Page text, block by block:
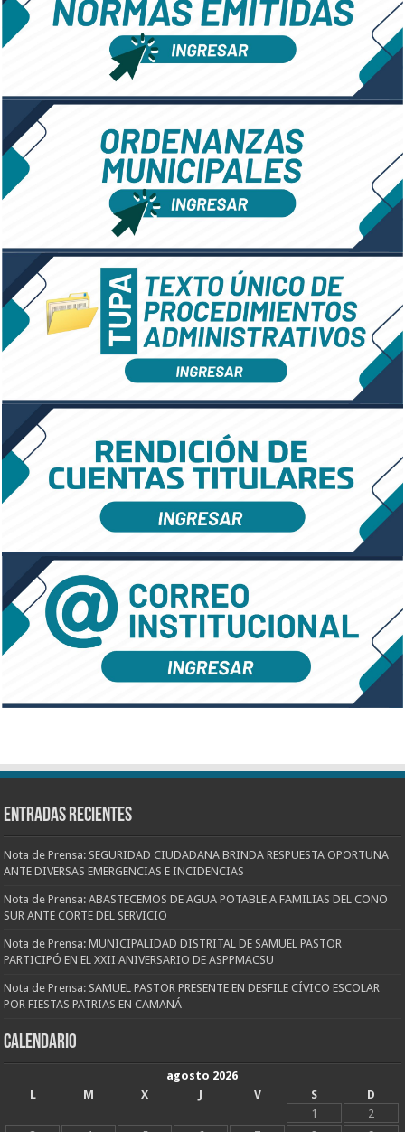
Entradas recientes
Nota de Prensa: SEGURIDAD CIUDADANA BRINDA RESPUESTA OPORTUNA
ANTE DIVERSAS EMERGENCIAS E INCIDENCIAS
Nota de Prensa: ABASTECEMOS DE AGUA POTABLE A FAMILIAS DEL CONO
SUR ANTE CORTE DEL SERVICIO
Nota de Prensa: MUNICIPALIDAD DISTRITAL DE SAMUEL PASTOR
PARTICIPÓ EN EL XXII ANIVERSARIO DE ASPPMACSU
Nota de Prensa: SAMUEL PASTOR PRESENTE EN DESFILE CÍVICO ESCOLAR
POR FIESTAS PATRIAS EN CAMANÁ
CALENDARIO
agosto 2026
L
M X J V S
D
1
2